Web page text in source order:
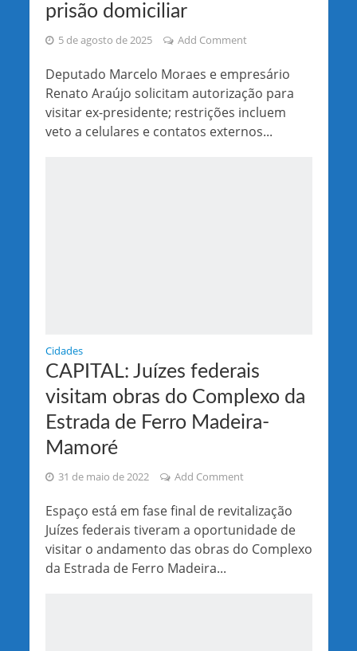
prisão domiciliar
5 de agosto de 2025 Add Comment
Deputado Marcelo Moraes e empresário
Renato Araújo solicitam autorização para
visitar ex-presidente; restrições incluem
veto a celulares e contatos externos...
Cidades
CAPITAL: Juízes federais
visitam obras do Complexo da
Estrada de Ferro Madeira-
Mamoré
31 de maio de 2022 Add Comment
Espaço está em fase final de revitalização
Juízes federais tiveram a oportunidade de
visitar o andamento das obras do Complexo
da Estrada de Ferro Madeira...